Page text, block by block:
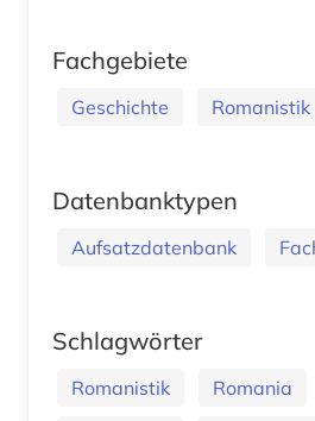
Fachgebiete
Geschichte Romanistik
Datenbanktypen
Aufsatzdatenbank
Schlagwörter
Romanistik Romania